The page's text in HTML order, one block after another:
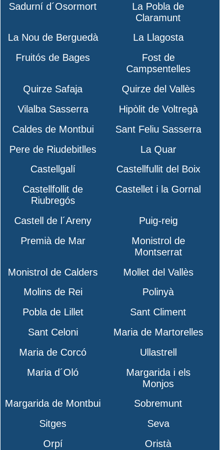
Sadurní d´Osormort
La Pobla de
Claramunt
La Nou de Berguedà
La Llagosta
Fruitós de Bages
Fost de
Campsentelles
Quirze Safaja
Quirze del Vallès
Vilalba Sasserra
Hipòlit de Voltregà
Caldes de Montbui
Sant Feliu Sasserra
Pere de Riudebitlles
La Quar
Castellgalí
Castellfullit del Boix
Castellfollit de
Riubregós
Castellet i la Gornal
Castell de l´Areny
Puig-reig
Premià de Mar
Monistrol de
Montserrat
Monistrol de Calders
Mollet del Vallès
Molins de Rei
Polinyà
Pobla de Lillet
Sant Climent
Sant Celoni
Maria de Martorelles
Maria de Corcó
Ullastrell
Maria d´Oló
Margarida i els
Monjos
Margarida de Montbui
Sobremunt
Sitges
Seva
Orpí
Oristà